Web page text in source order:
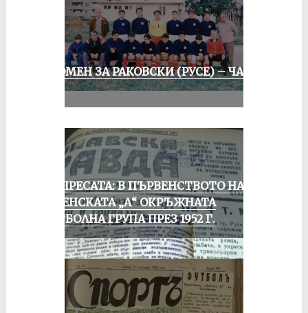
СПОМЕН ЗА РАКОВСКИ (РУСЕ) – ЧАСТ
ОТ ПРЕСАТА: В ПЪРВЕНСТВОТО НА
РУСЕНСКАТА „А“ ОКРЪЖНАТА
ФУТБОЛНА ГРУПА ПРЕЗ 1952 Г.